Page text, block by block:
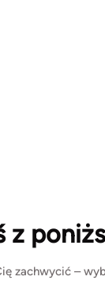
z
zachwycić –